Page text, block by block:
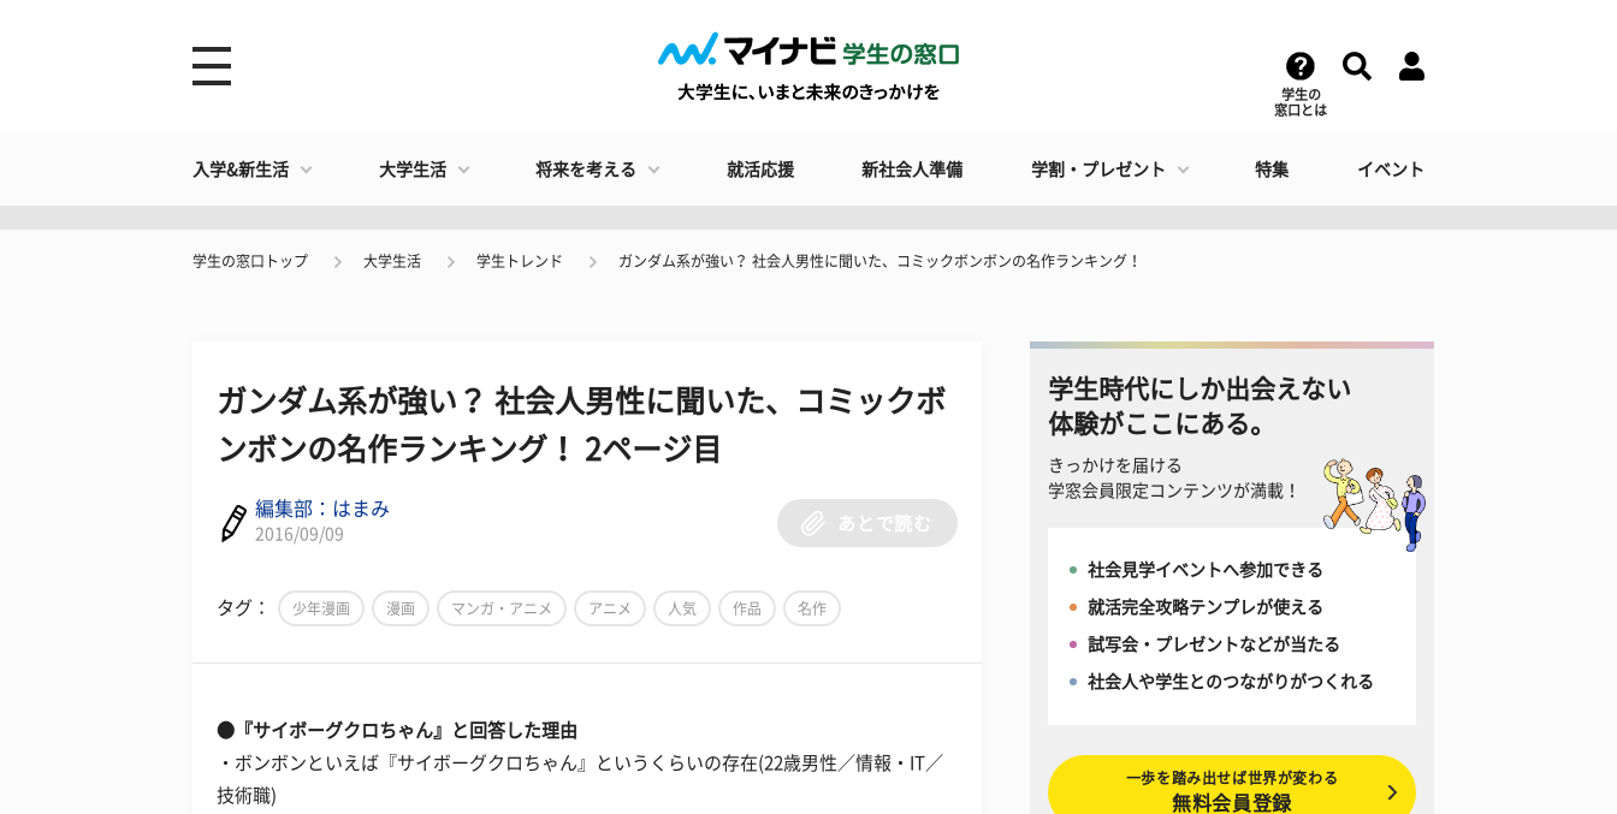
学生の
窓口とは
入学&新生活 大学生活 将来を考える 就活応援 新社会人準備 学割・プレゼント 特集 イベント
学生の窓口トップ 大学生活 学生トレンド ガンダム系が強い？ 社会人男性に聞いた、コミックボンボンの名作ランキング！
ガンダム系が強い？ 社会人男性に聞いた、コミックボ
ンボンの名作ランキング！ 2ページ目
編集部：はまみ
2016/09/09
あとで読む
タグ： 少年漫画 漫画 マンガ・アニメ アニメ 人気 作品 名作
●『サイボーグクロちゃん』と回答した理由
・ボンボンといえば『サイボーグクロちゃん』というくらいの存在(22歳男性／情報・IT／
技術職)
学生時代にしか出会えない
体験がここにある。
きっかけを届ける
学窓会員限定コンテンツが満載！
社会見学イベントへ参加できる
就活完全攻略テンプレが使える
試写会・プレゼントなどが当たる
社会人や学生とのつながりがつくれる
一歩を踏み出せば世界が変わる
無料会員登録